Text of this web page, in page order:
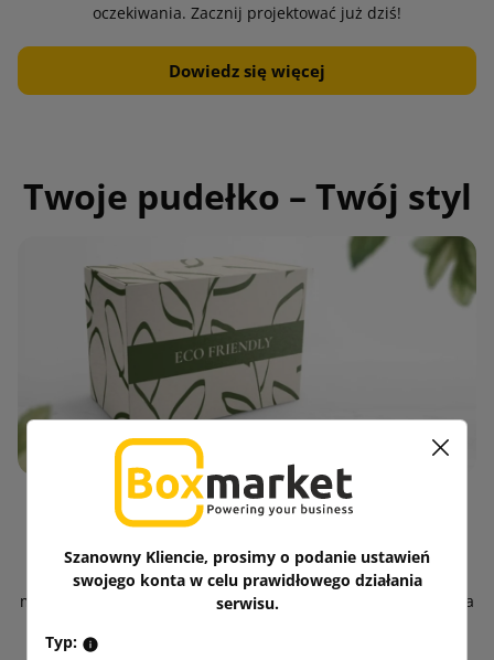
oczekiwania. Zacznij projektować już dziś!
Dowiedz się więcej
Twoje pudełko – Twój styl
W Boxmarket masz możliwość stworzenia unikatowego
tylko ochrona produktu, ale przede wszystkim wizytówka
marki. Dodaj logo, grafikę albo hasło i spraw, że Twoja paczka
będzie mówić sama za siebie, wyróżniając się na tle
Szanowny Kliencie, prosimy o podanie ustawień
swojego konta w celu prawidłowego działania
serwisu.
Typ: